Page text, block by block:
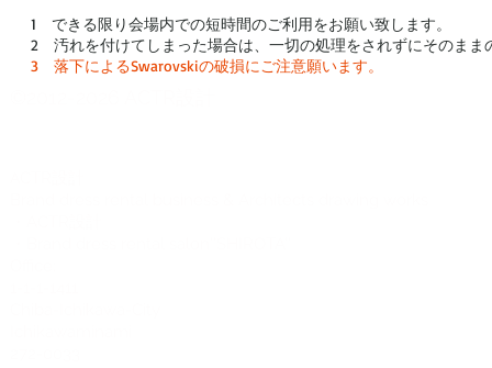
1 できる限り会場内での短時間のご利用をお願い致します。
2 汚れを付けてしまった場合は、一切の処理をされずにそのまま
3 落下によるSwarovskiの破損にご注意願います。